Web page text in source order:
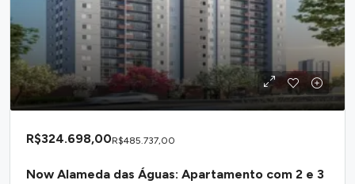
R$324.698,00R$485.737,00
Now Alameda das Águas: Apartamento com 2 e 3